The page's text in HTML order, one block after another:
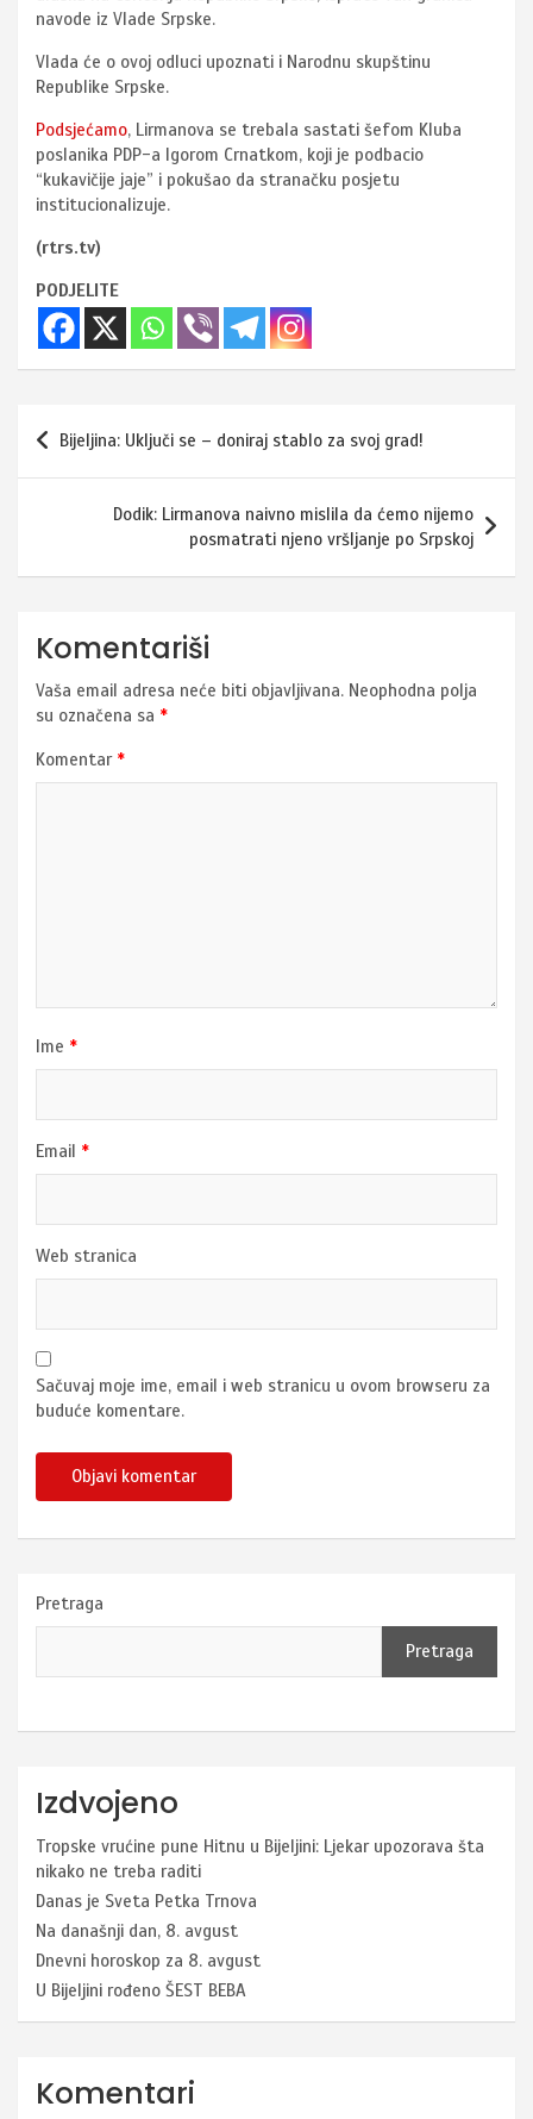
navode iz Vlade Srpske.
Vlada će o ovoj odluci upoznati i Narodnu skupštinu
Republike Srpske.
Podsjećamo, Lirmanova se trebala sastati šefom Kluba
poslanika PDP-a Igorom Crnatkom, koji je podbacio
“kukavičije jaje” i pokušao da stranačku posjetu
institucionalizuje.
(rtrs.tv)
PODJELITE
Navigacija
članaka
Bijeljina: Uključi se – doniraj stablo za svoj grad!
Dodik: Lirmanova naivno mislila da ćemo nijemo
posmatrati njeno vršljanje po Srpskoj
Komentariši
Vaša email adresa neće biti objavljivana. Neophodna polja
su označena sa *
Komentar *
Ime *
Email *
Web stranica
Sačuvaj moje ime, email i web stranicu u ovom browseru za
buduće komentare.
Pretraga
Pretraga
Izdvojeno
Tropske vrućine pune Hitnu u Bijeljini: Ljekar upozorava šta
nikako ne treba raditi
Danas je Sveta Petka Trnova
Na današnji dan, 8. avgust
Dnevni horoskop za 8. avgust
U Bijeljini rođeno ŠEST BEBA
Komentari